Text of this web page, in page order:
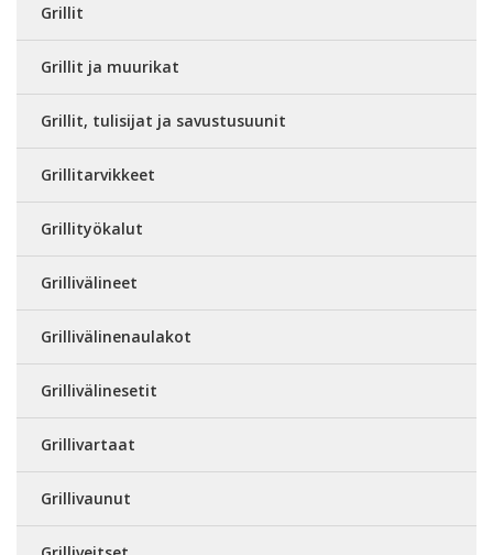
Grillit
Grillit ja muurikat
Grillit, tulisijat ja savustusuunit
Grillitarvikkeet
Grillityökalut
Grillivälineet
Grillivälinenaulakot
Grillivälinesetit
Grillivartaat
Grillivaunut